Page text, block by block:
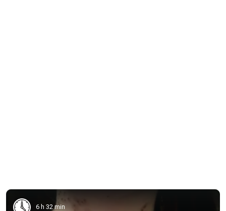
6 h 32 min